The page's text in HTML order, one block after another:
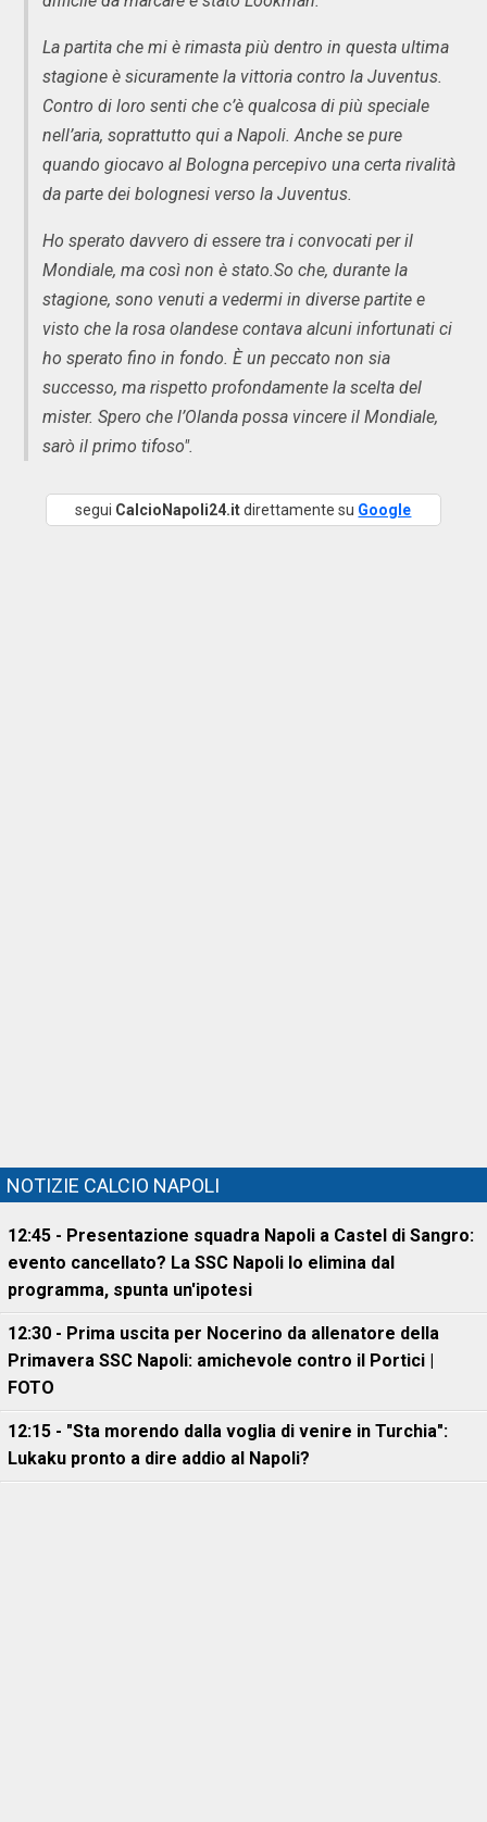
La partita che mi è rimasta più dentro in questa ultima
stagione è sicuramente la vittoria contro la Juventus.
Contro di loro senti che c’è qualcosa di più speciale
nell’aria, soprattutto qui a Napoli. Anche se pure
quando giocavo al Bologna percepivo una certa rivalità
da parte dei bolognesi verso la Juventus.
Ho sperato davvero di essere tra i convocati per il
Mondiale, ma così non è stato.So che, durante la
stagione, sono venuti a vedermi in diverse partite e
visto che la rosa olandese contava alcuni infortunati ci
ho sperato fino in fondo. È un peccato non sia
successo, ma rispetto profondamente la scelta del
mister. Spero che l’Olanda possa vincere il Mondiale,
sarò il primo tifoso".
segui CalcioNapoli24.itdirettamente su Google
NOTIZIE CALCIO NAPOLI
12:45 - Presentazione squadra Napoli a Castel di Sangro:
evento cancellato? La SSC Napoli lo elimina dal
programma, spunta un'ipotesi
12:30 - Prima uscita per Nocerino da allenatore della
Primavera SSC Napoli: amichevole contro il Portici |
FOTO
12:15 - "Sta morendo dalla voglia di venire in Turchia":
Lukaku pronto a dire addio al Napoli?